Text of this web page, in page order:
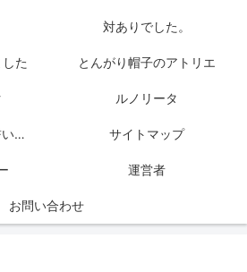
対ありでした。
た とんがり帽子のアトリエ
ルノリータ
私をセンターにすると誓いますか？ サイトマップ
運営者
お問い合わせ